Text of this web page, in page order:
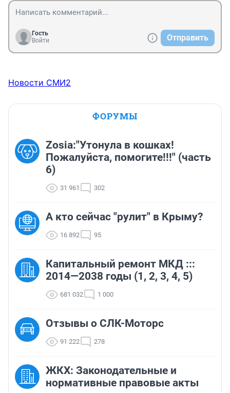
Гость
Войти
Отправить
Новости СМИ2
ФОРУМЫ
Zosia:"Утонула в кошках!
Пожалуйста, помогите!!!" (часть
6)
31 961 302
А кто сейчас "рулит" в Крыму?
16 892 95
Капитальный ремонт МКД :::
2014—2038 годы (1, 2, 3, 4, 5)
681 032 1 000
Отзывы о СЛК-Моторс
91 222 278
ЖКХ: Законодательные и
нормативные правовые акты